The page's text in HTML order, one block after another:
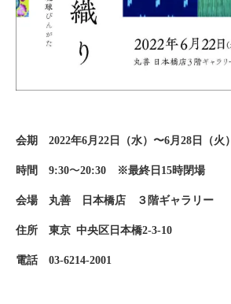
会期 2022年6月22日（水）〜6月28日（火）
時間 9:30〜20:30 ※最終日15時閉場
会場 丸善 日本橋店 ３階ギャラリー
住所 東京 中央区日本橋2-3-10
電話 03-6214-2001